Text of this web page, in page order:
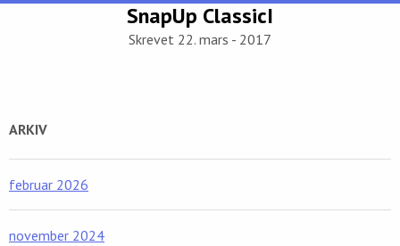
SnapUp ClassicI
Skrevet 22. mars - 2017
ARKIV
februar 2026
november 2024